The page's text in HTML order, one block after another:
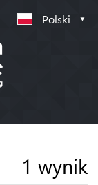
Polski
1 wynik